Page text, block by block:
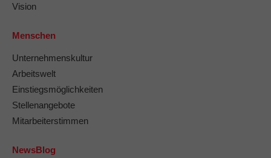
Vision
Menschen
Unternehmenskultur
Arbeitswelt
Einstiegsmöglichkeiten
Stellenangebote
Mitarbeiterstimmen
NewsBlog